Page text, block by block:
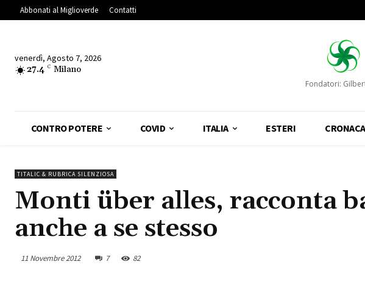
Abbonati al Miglioverde Contatti
venerdì, Agosto 7, 2026
27.4 C Milano
Fondatori:
CONTRO POTERE COVID ITALIA ESTERI CRONACA
TITALIC & RUBRICA SILENZIOSA
Monti über alles, racconta
anche a se stesso
11 Novembre 2012 7 82